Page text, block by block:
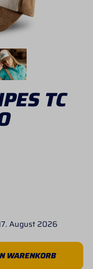
TC
August 2026
gewünschten
WARENKORB